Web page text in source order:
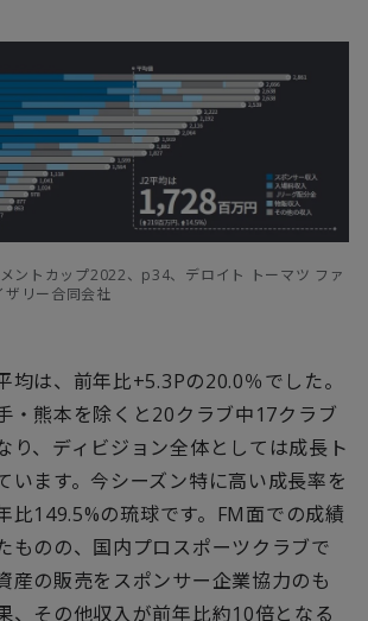
ントカップ2022、p34、デロイト トーマツ ファ
ザリー合同会社
均は、前年比+5.3Pの20.0％でした。
・熊本を除くと20クラブ中17クラブ
り、ディビジョン全体としては成長ト
います。今シーズン特に高い成長率を
比149.5%の琉球です。FM面での成績
ものの、国内プロスポーツクラブで
産の販売をスポンサー企業協力のも
、その他収入が前年比約10倍となる